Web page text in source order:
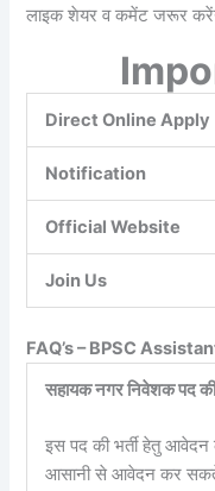
लाइक शेयर व कमेंट जरूर
Direct Online Apply
Notification
Official Website
Join Us
FAQ’s – BPSC
सहायक नगर निवेशक पद
इस पद की भर्ती हेतु
आसानी से आवेदन कर